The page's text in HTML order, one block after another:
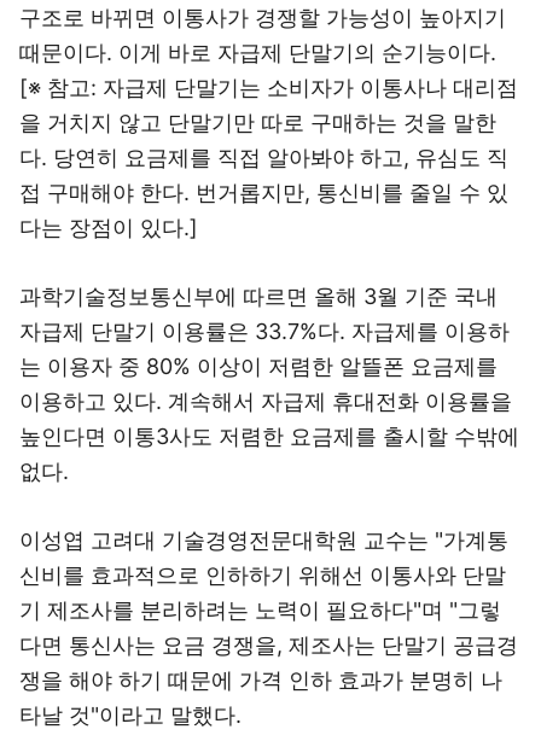
구조로 바뀌면 이통사가 경쟁할 가능성이 높아지기
때문이다. 이게 바로 자급제 단말기의 순기능이다.
[※ 참고: 자급제 단말기는 소비자가 이통사나 대리점
을 거치지 않고 단말기만 따로 구매하는 것을 말한
다. 당연히 요금제를 직접 알아봐야 하고, 유심도 직
접 구매해야 한다. 번거롭지만, 통신비를 줄일 수 있
다는 장점이 있다.]
과학기술정보통신부에 따르면 올해 3월 기준 국내
자급제 단말기 이용률은 33.7%다. 자급제를 이용하
는 이용자 중 80% 이상이 저렴한 알뜰폰 요금제를
이용하고 있다. 계속해서 자급제 휴대전화 이용률을
높인다면 이통3사도 저렴한 요금제를 출시할 수밖에
없다.
이성엽 고려대 기술경영전문대학원 교수는 "가계통
신비를 효과적으로 인하하기 위해선 이통사와 단말
기 제조사를 분리하려는 노력이 필요하다"며 "그렇
다면 통신사는 요금 경쟁을, 제조사는 단말기 공급경
쟁을 해야 하기 때문에 가격 인하 효과가 분명히 나
타날 것"이라고 말했다.